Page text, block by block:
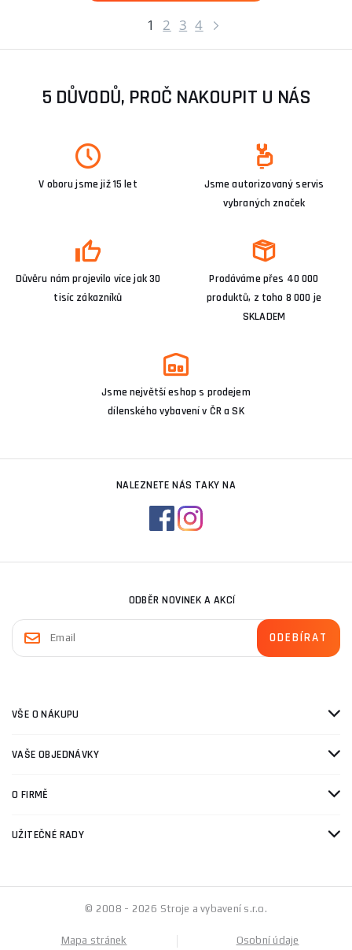
1 2 3 4
5 DŮVODŮ, PROČ NAKOUPIT U NÁS
V oboru jsme již 15 let
Jsme autorizovaný servis
vybraných značek
Důvěru nám projevilo více jak 30
tisíc zákazníků
Prodáváme přes 40 000
produktů, z toho 8 000 je
SKLADEM
Jsme největší eshop s prodejem
dílenského vybavení v ČR a SK
NALEZNETE NÁS TAKY NA
ODBĚR NOVINEK A AKCÍ
VŠE O NÁKUPU
VAŠE OBJEDNÁVKY
O FIRMĚ
UŽITEČNÉ RADY
© 2008 - 2026 Stroje a vybavení s.r.o.
Mapa stránek Osobní údaje